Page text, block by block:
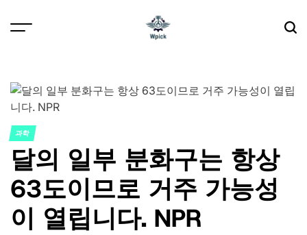
POSTED
IN
과학
달의 일부 분화구는 항상
63도이므로 거주 가능성
이 열립니다. NPR